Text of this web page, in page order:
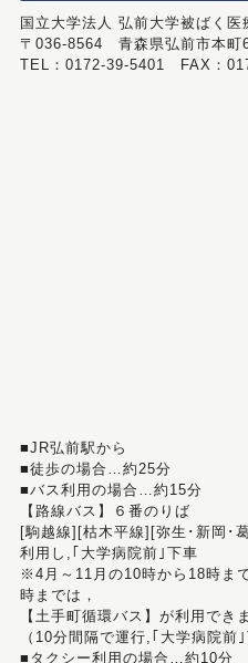
国立大学法人 弘前大学被ばく医
〒036-8564 青森県弘前市本町
TEL：0172-39-5401 FAX：
■JR弘前駅から
■徒歩の場合…約25分
■バス利用の場合…約15分
【路線バス】６番のりば
[駒越線][枯木平線][弥生･新岡･
利用し,｢大学病院前｣下車
※4月～11月の10時から18時ま
時までは，
【土手町循環バス】が利用でき
（10分間隔で運行,｢大学病院前｣
■タクシー利用の場合…約10分